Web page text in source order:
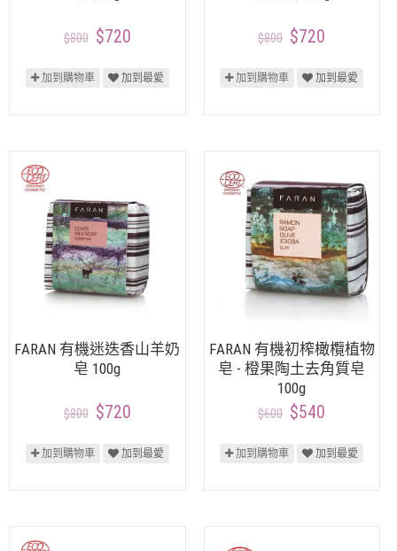
$800 $720
加到購物車 加到最愛
$800 $720
加到購物車 加到最愛
FARAN 有機迷迭香山羊奶
皂 100g
$800 $720
加到購物車 加到最愛
FARAN 有機初榨橄欖植物
皂 - 橙果陶土去角質皂
100g
$600 $540
加到購物車 加到最愛